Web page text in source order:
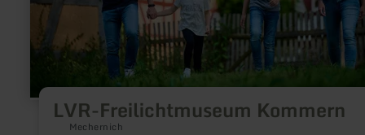
LVR-Freilichtmuseum Kommern
Mechernich